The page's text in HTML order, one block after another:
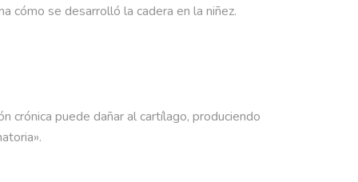
cómo se desarrolló la cadera en la niñez.
crónica puede dañar al cartílago, produciendo